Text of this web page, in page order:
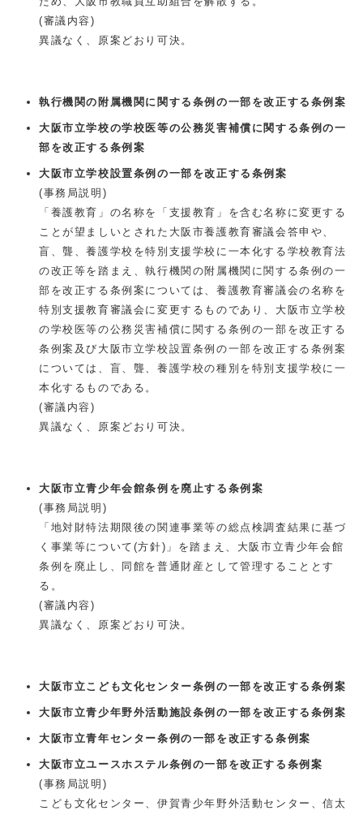
(審議内容)
異議なく、原案どおり可決。
執行機関の附属機関に関する条例の一部を改正する条例案
大阪市立学校の学校医等の公務災害補償に関する条例の一
部を改正する条例案
大阪市立学校設置条例の一部を改正する条例案
(事務局説明)
「養護教育」の名称を「支援教育」を含む名称に変更する
ことが望ましいとされた大阪市養護教育審議会答申や、
盲、聾、養護学校を特別支援学校に一本化する学校教育法
の改正等を踏まえ、執行機関の附属機関に関する条例の一
部を改正する条例案については、養護教育審議会の名称を
特別支援教育審議会に変更するものであり、大阪市立学校
の学校医等の公務災害補償に関する条例の一部を改正する
条例案及び大阪市立学校設置条例の一部を改正する条例案
については、盲、聾、養護学校の種別を特別支援学校に一
本化するものである。
(審議内容)
異議なく、原案どおり可決。
大阪市立青少年会館条例を廃止する条例案
(事務局説明)
「地対財特法期限後の関連事業等の総点検調査結果に基づ
く事業等について(方針)」を踏まえ、大阪市立青少年会館
条例を廃止し、同館を普通財産として管理することとす
る。
(審議内容)
異議なく、原案どおり可決。
大阪市立こども文化センター条例の一部を改正する条例案
大阪市立青少年野外活動施設条例の一部を改正する条例案
大阪市立青年センター条例の一部を改正する条例案
大阪市立ユースホステル条例の一部を改正する条例案
(事務局説明)
こども文化センター、伊賀青少年野外活動センター、信太